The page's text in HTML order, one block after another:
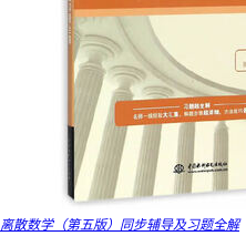
离散数学（第五版）同步辅导及习题全解